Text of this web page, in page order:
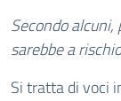
Secondo
sarebbe a
Si tratta di voci